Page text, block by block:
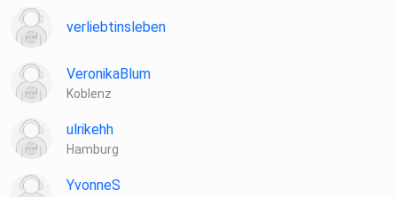
verliebtinsleben
VeronikaBlum
Koblenz
ulrikehh
Hamburg
YvonneS